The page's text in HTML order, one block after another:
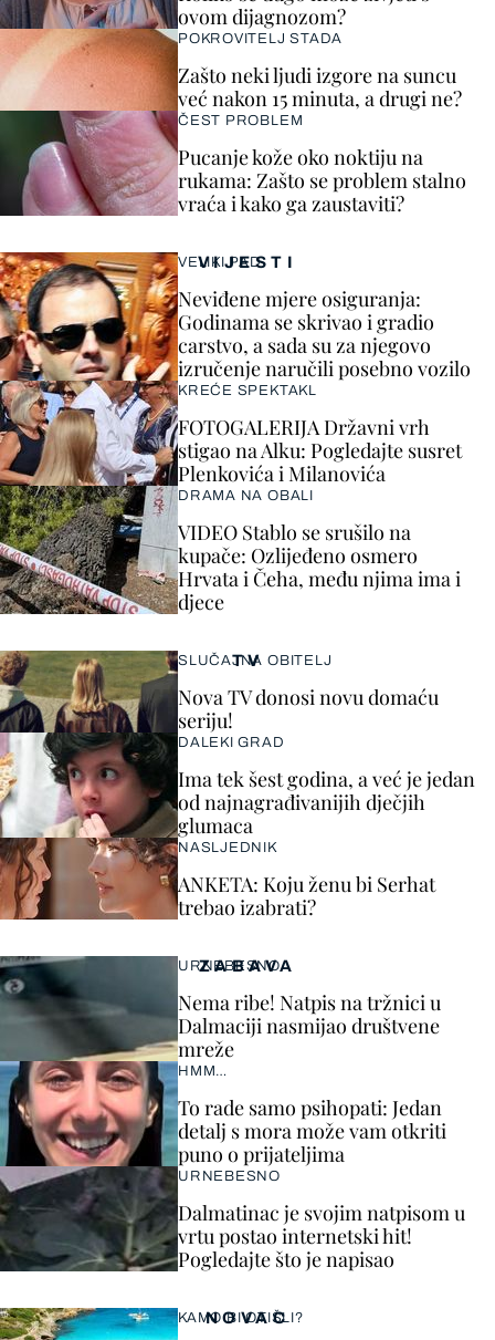
VIJESTI
VELIKI PAD
Neviđene mjere osiguranja:
Godinama se skrivao i gradio
carstvo, a sada su za njegovo
izručenje naručili posebno vozilo
KREĆE SPEKTAKL
FOTOGALERIJA Državni vrh
stigao na Alku: Pogledajte susret
Plenkovića i Milanovića
DRAMA NA OBALI
VIDEO Stablo se srušilo na
kupače: Ozlijeđeno osmero
Hrvata i Čeha, među njima ima i
djece
ovom dijagnozom?
POKROVITELJ STADA
Zašto neki ljudi izgore na suncu
već nakon 15 minuta, a drugi ne?
ČEST PROBLEM
Pucanje kože oko noktiju na
rukama: Zašto se problem stalno
vraća i kako ga zaustaviti?
ZABAVA
URNEBESNO
Nema ribe! Natpis na tržnici u
Dalmaciji nasmijao društvene
mreže
HMM…
To rade samo psihopati: Jedan
detalj s mora može vam otkriti
puno o prijateljima
URNEBESNO
Dalmatinac je svojim natpisom u
vrtu postao internetski hit!
Pogledajte što je napisao
TV
SLUČAJNA OBITELJ
Nova TV donosi novu domaću
seriju!
DALEKI GRAD
Ima tek šest godina, a već je jedan
od najnagrađivanijih dječjih
glumaca
NASLJEDNIK
ANKETA: Koju ženu bi Serhat
trebao izabrati?
NOVAC
KAMO BI OTIŠLI?